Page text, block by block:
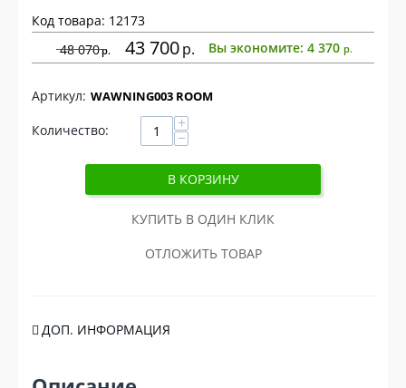
Код товара: 12173
48 070р 43 700 р Вы экономите: 4 370 р
WAWNING003 ROOM
Количество: +
−
В КОРЗИНУ
КУПИТЬ В ОДИН КЛИК
ОТЛОЖИТЬ ТОВАР
ДОП. ИНФОРМАЦИЯ